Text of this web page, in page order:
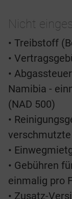
Nicht
• Treibstoff
•
•
Namibia -
(NAD 500)
•
•
• Gebühren
einmalig pro
• Zusatz-